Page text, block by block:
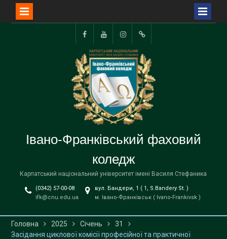
FacebookYouTubeInstagramTikTok
Івано-Франківський фаховий
коледж
Карпатський національний університет імені Василя Стефаника
(0342) 57-00-08
ifk@cnu.edu.ua
вул. Бандери, 1 ( 1, S.Bandery St. )
м. Івано-Франківськ ( Ivano-Frankivsk )
Головна 2025 Січень
31
Засідання циклової комісії професійної та практичної